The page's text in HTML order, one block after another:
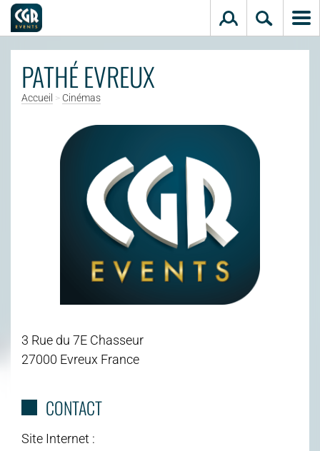
Aller au contenu principal
PATHÉ EVREUX
Accueil > Cinémas
3 Rue du 7E Chasseur
27000 Evreux France
CONTACT
Site Internet :